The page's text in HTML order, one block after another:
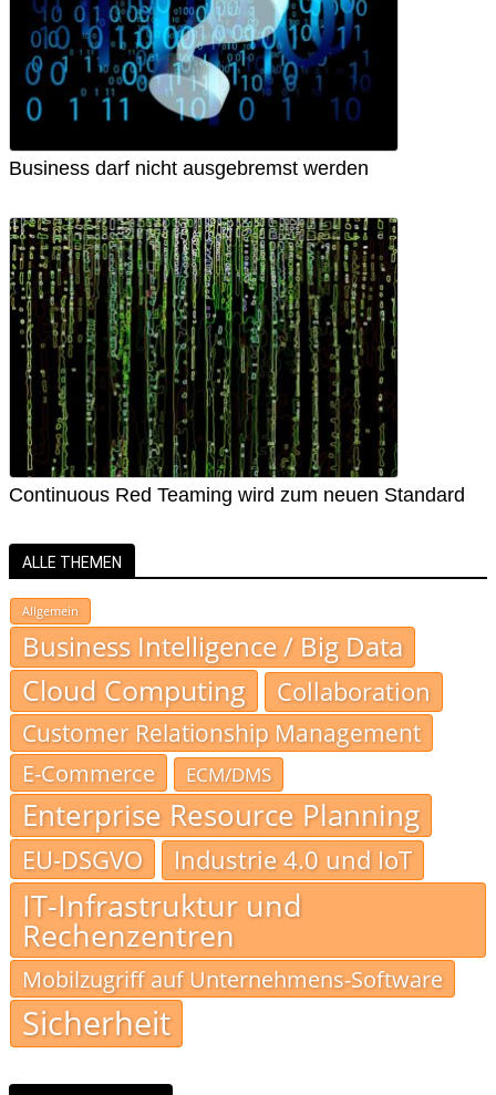
Business darf nicht ausgebremst werden
Continuous Red Teaming wird zum neuen Standard
ALLE THEMEN
Allgemein
Business Intelligence / Big Data
Cloud Computing Collaboration
Customer Relationship Management
E-Commerce
ECM/DMS
Enterprise Resource Planning
EU-DSGVO Industrie 4.0 und IoT
IT-Infrastruktur und
Rechenzentren
Mobilzugriff auf Unternehmens-Software
Sicherheit